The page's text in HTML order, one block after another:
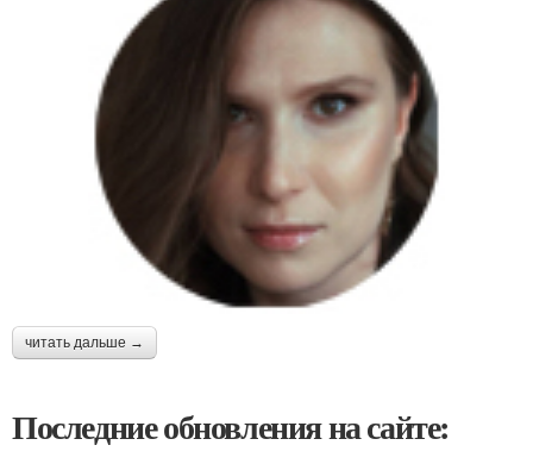
читать дальше →
Последние обновления на сайте: